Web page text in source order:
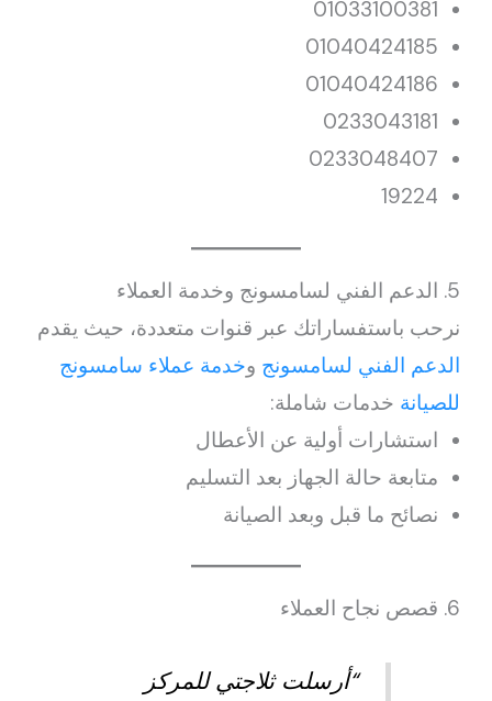
01033100381
01040424185
01040424186
0233043181
0233048407
19224
5. الدعم الفني لسامسونج وخدمة العملاء
نرحب باستفساراتك عبر قنوات متعددة، حيث يقدم
الدعم الفني لسامسونج وخدمة عملاء سامسونج
للصيانة خدمات شاملة:
استشارات أولية عن الأعطال
متابعة حالة الجهاز بعد التسليم
نصائح ما قبل وبعد الصيانة
6. قصص نجاح العملاء
“أرسلت ثلاجتي للمركز